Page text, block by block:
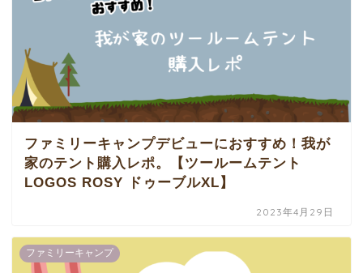
ファミリーキャンプデビューにおすすめ！我が
家のテント購入レポ。【ツールームテント
LOGOS ROSY ドゥーブルXL】
2023年4月29日
ファミリーキャンプ